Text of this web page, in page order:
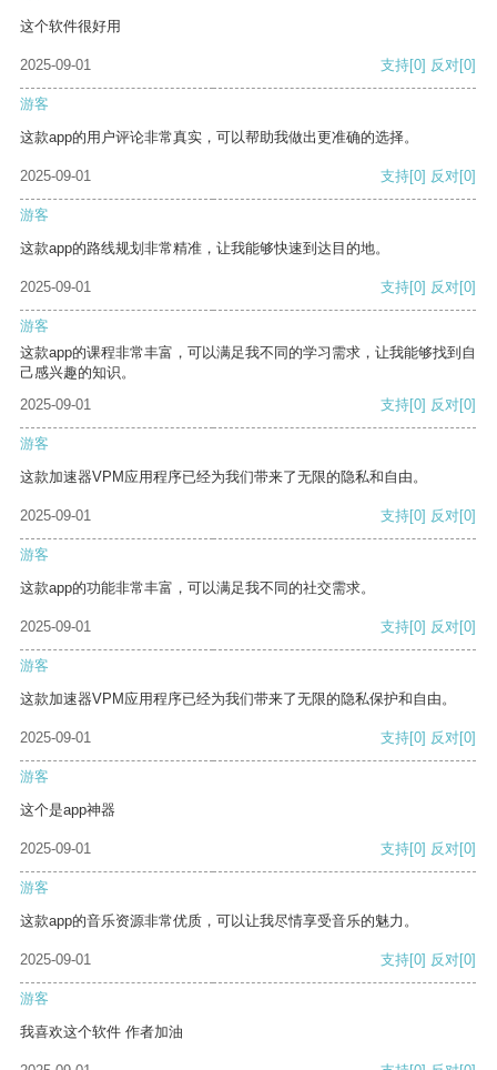
这个软件很好用
2025-09-01 支持[0] 反对[0]
游客
这款app的用户评论非常真实，可以帮助我做出更准确的选择。
2025-09-01 支持[0] 反对[0]
游客
这款app的路线规划非常精准，让我能够快速到达目的地。
2025-09-01 支持[0] 反对[0]
游客
这款app的课程非常丰富，可以满足我不同的学习需求，让我能够找到自
己感兴趣的知识。
2025-09-01
支持[0] 反对[0]
游客
这款加速器VPM应用程序已经为我们带来了无限的隐私和自由。
2025-09-01 支持[0] 反对[0]
游客
这款app的功能非常丰富，可以满足我不同的社交需求。
2025-09-01 支持[0] 反对[0]
游客
这款加速器VPM应用程序已经为我们带来了无限的隐私保护和自由。
2025-09-01 支持[0] 反对[0]
游客
这个是app神器
2025-09-01 支持[0] 反对[0]
游客
这款app的音乐资源非常优质，可以让我尽情享受音乐的魅力。
2025-09-01 支持[0] 反对[0]
游客
我喜欢这个软件 作者加油